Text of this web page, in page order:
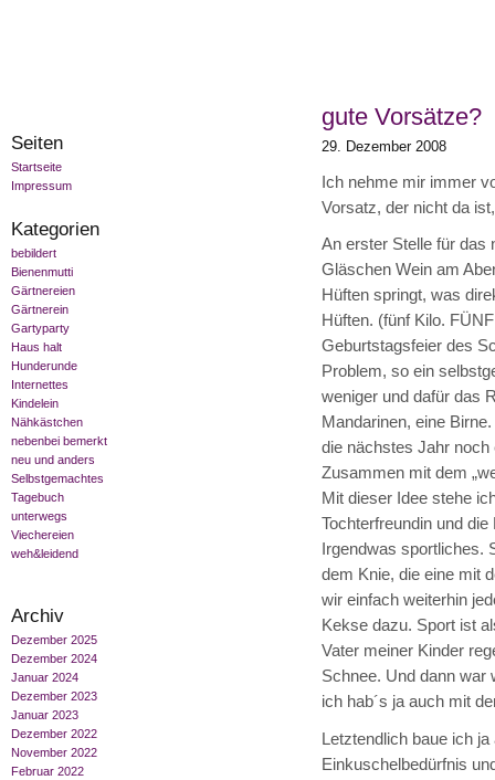
Seiten
Startseite
Impressum
Kategorien
bebildert
Bienenmutti
Gärtnereien
Gärtnerein
Gartyparty
Haus halt
Hunderunde
Internettes
Kindelein
Nähkästchen
nebenbei bemerkt
neu und anders
Selbstgemachtes
Tagebuch
unterwegs
Viechereien
weh&leidend
Archiv
Dezember 2025
Dezember 2024
Januar 2024
Dezember 2023
Januar 2023
Dezember 2022
November 2022
Februar 2022
gute Vorsätze?
29. Dezember 2008
Ich nehme mir immer
Vorsatz, der nicht da
An erster Stelle für das
Gläschen Wein am
Hüften springt, was
Hüften. (fünf Kilo.
Geburtstagsfeier des
Problem, so ein
weniger und dafür das
Mandarinen, eine
die nächstes Jahr noch
Zusammen mit dem
Mit dieser Idee stehe
Tochterfreundin und
Irgendwas sportliches.
dem Knie, die eine mit
wir einfach weiterhin
Kekse dazu. Sport ist
Vater meiner Kinder
Schnee. Und dann war
ich hab´s ja auch mit
Letztendlich baue ich
Einkuschelbedürfnis